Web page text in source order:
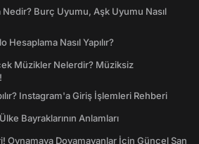
Burç Uyumu, Aşk Uyumu Nasıl
Nasıl Yapılır?
Müzikler Nelerdir? Müziksiz
Instagram'a Giriş İşlemleri Rehberi
Bayraklarının Anlamları
Oynamaya Doyamayanlar İçin Güncel San